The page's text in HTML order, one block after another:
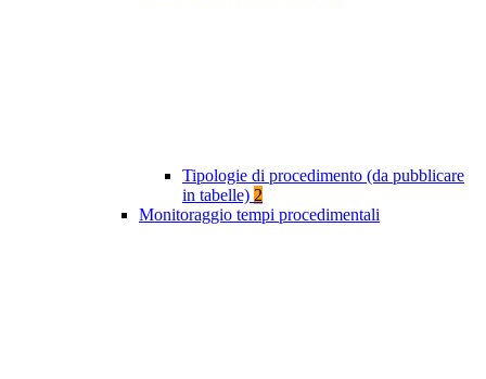
Tipologie di procedimento (da pubblicare
in tabelle) 2
Monitoraggio tempi procedimentali